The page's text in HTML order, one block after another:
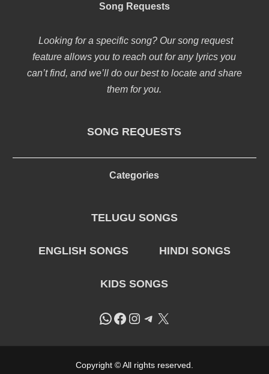
Song Requests
Looking for a specific song? Our song request
feature allows you to reach out for any lyrics you
can’t find, and we’ll do our best to locate and share
them for you.
SONG REQUESTS
Categories
TELUGU SONGS
ENGLISH SONGS HINDI SONGS
KIDS SONGS
WhatsApp
Facebook
Instagram
Telegram
X
Copyright © All rights reserved.